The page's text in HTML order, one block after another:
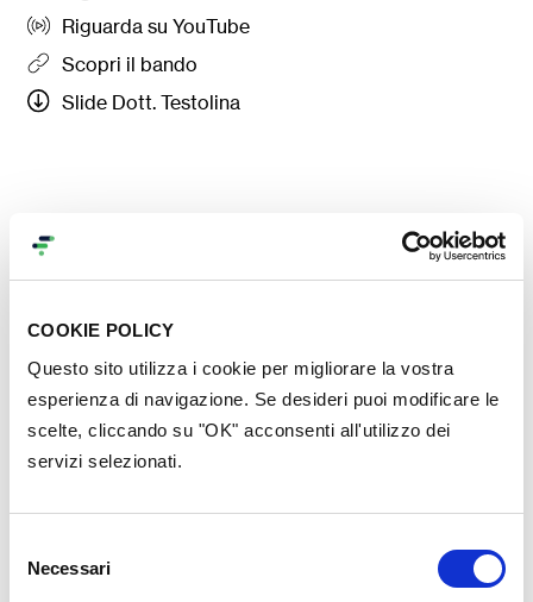
COOKIE POLICY
Questo sito utilizza i cookie per migliorare la vostra
esperienza di navigazione. Se desideri puoi modificare le
scelte, cliccando su "OK" acconsenti all'utilizzo dei
servizi selezionati.
delNecessari
Riguarda su YouTube
Scopri il bando
Slide Dott. Testolina
categoria